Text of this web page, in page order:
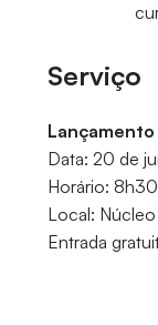
Serviço
Lançamento
Data: 20 de
Horário: 8h30
Local:
Entrada